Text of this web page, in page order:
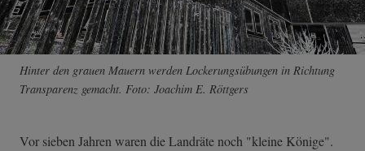
Hinter den grauen Mauern werden Lockerungsübungen in Richtung
Transparenz gemacht. Foto: Joachim E. Röttgers
Vor sieben Jahren waren die Landräte noch "kleine Könige".